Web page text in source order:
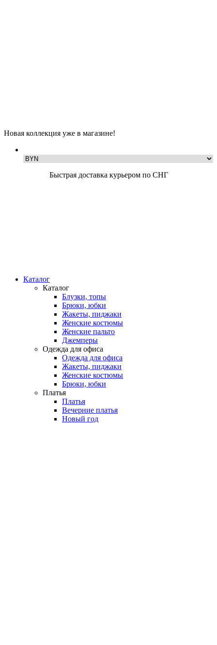
Новая коллекция уже в магазине!
Быстрая доставка курьером по СНГ
Каталог
Каталог
Блузки, топы
Брюки, юбки
Жакеты, пиджаки
Женские костюмы
Женские пальто
Джемперы
Одежда для офиса
Одежда для офиса
Жакеты, пиджаки
Женские костюмы
Брюки, юбки
Платья
Платья
Вечерние платья
Новый год